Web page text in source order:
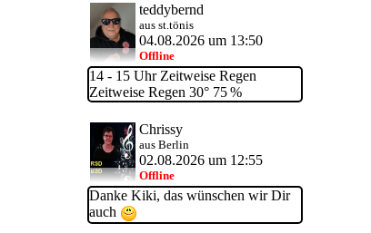
teddybernd
aus st.tönis
04.08.2026 um 13:50
Offline
14 - 15 Uhr Zeitweise Regen
Zeitweise Regen 30° 75 %
Chrissy
aus Berlin
02.08.2026 um 12:55
Offline
Danke Kiki, das wünschen wir Dir
auch